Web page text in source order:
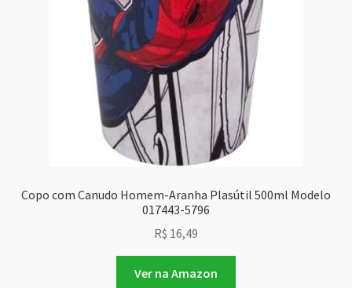
Copo com Canudo Homem-Aranha Plasútil 500ml Modelo
017443-5796
R$ 16,49
Ver na Amazon